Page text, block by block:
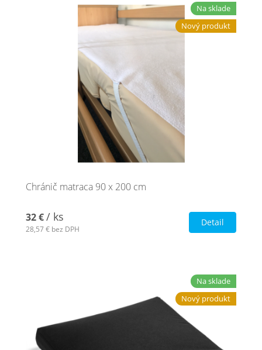
Na sklade
Nový produkt
Chránič matraca 90 x 200 cm
32 €/ ks
28,57 € bez DPH
Detail
Na sklade
Nový produkt